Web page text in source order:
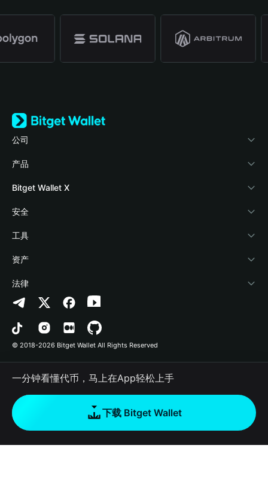
公司
关于 Bitget Wallet
博客
学院
加密资讯
帮助中心
联系我们
品牌资源
工作机会
产品
加密卡
稳定币理财
Payfi Crypto
Crypto Swap API
山寨季指数
预测市场
DApp
RWA
如何购买加密货币
Bitget Wallet X
开发者文档
接入钱包
Bitget Wallet Pay
合作上架
安全
风险保障基金
安全防护技术
工具
快捷买币
授权检测
合约检测
批量转账
资产
Arbitrum
Avalanche
Bitcoin
Polygon
法律
隐私协议
用户使用协议
© 2018-2026 Bitget Wallet All Rights Reserved
一分钟看懂代币，马上在App轻松上手
下载 Bitget Wallet